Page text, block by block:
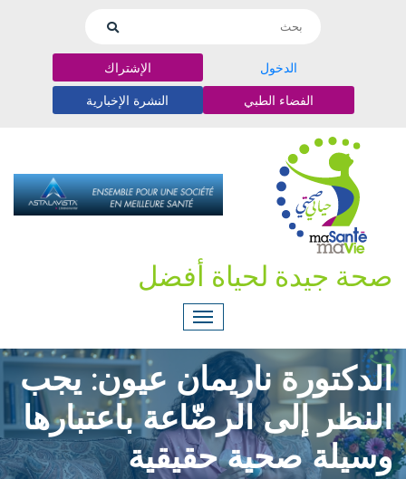
الدخول الإشتراك
الفضاء الطبي النشرة الإخبارية
صحة جيدة لحياة أفضل
الدكتورة ناريمان عيون: يجب
النظر إلى الرضّاعة باعتبارها
وسيلة صحية حقيقية